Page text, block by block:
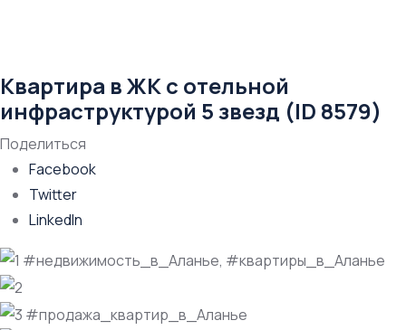
Квартира в ЖК с отельной
инфраструктурой 5 звезд (ID 8579)
Поделиться
Facebook
Twitter
LinkedIn